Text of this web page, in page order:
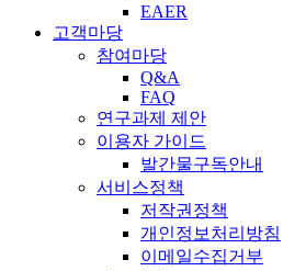
EAER
고객마당
참여마당
Q&A
FAQ
연구과제 제안
이용자 가이드
발간물구독안내
서비스정책
저작권정책
개인정보처리방침
이메일수집거부